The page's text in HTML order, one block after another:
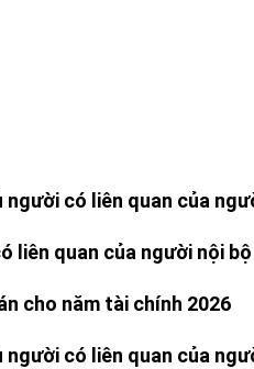
có liên quan của
liên quan của người nội bộ
cho năm tài chính 2026
có liên quan của